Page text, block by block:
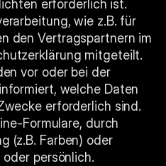
erforderlich ist.
wie z.B. für
den Vertragspartnern im
mitgeteilt.
vor oder bei der
welche Daten
erforderlich sind.
Formulare, durch
(z.B. Farben) oder
oder persönlich.